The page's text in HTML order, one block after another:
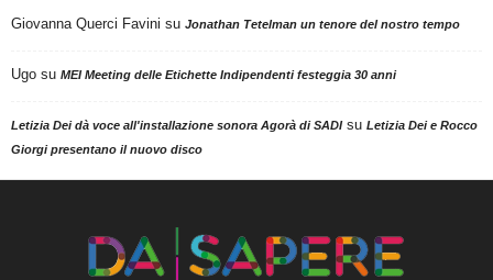
Giovanna Querci Favini su Jonathan Tetelman un tenore del nostro tempo
Ugo su MEI Meeting delle Etichette Indipendenti festeggia 30 anni
Letizia Dei dà voce all'installazione sonora Agorà di SADIsu Letizia Dei e Rocco
Giorgi presentano il nuovo disco